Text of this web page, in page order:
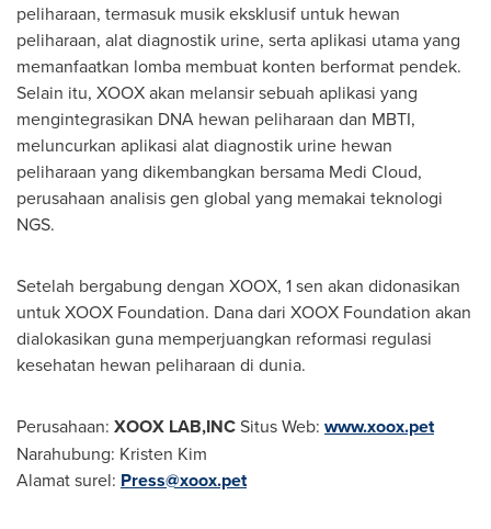
peliharaan, termasuk musik eksklusif untuk hewan
peliharaan, alat diagnostik urine, serta aplikasi utama yang
memanfaatkan lomba membuat konten berformat pendek.
Selain itu, XOOX akan melansir sebuah aplikasi yang
mengintegrasikan DNA hewan peliharaan dan MBTI,
meluncurkan aplikasi alat diagnostik urine hewan
peliharaan yang dikembangkan bersama Medi Cloud,
perusahaan analisis gen global yang memakai teknologi
NGS.
Setelah bergabung dengan XOOX, 1 sen akan didonasikan
untuk XOOX Foundation. Dana dari XOOX Foundation akan
dialokasikan guna memperjuangkan reformasi regulasi
kesehatan hewan peliharaan di dunia.
Perusahaan: XOOX LAB,INCSitus Web: www.xoox.pet
Narahubung: Kristen Kim
Alamat surel: Press@xoox.pet